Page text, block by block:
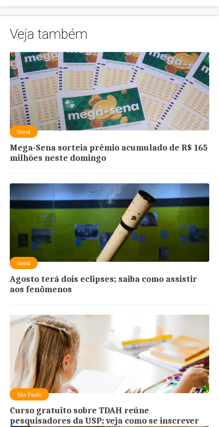
Veja também
Geral
Mega-Sena sorteia prêmio acumulado de R$ 165
milhões neste domingo
Geral
Agosto terá dois eclipses; saiba como assistir
aos fenômenos
São Paulo
Curso gratuito sobre TDAH reúne
pesquisadores da USP; veja como se inscrever